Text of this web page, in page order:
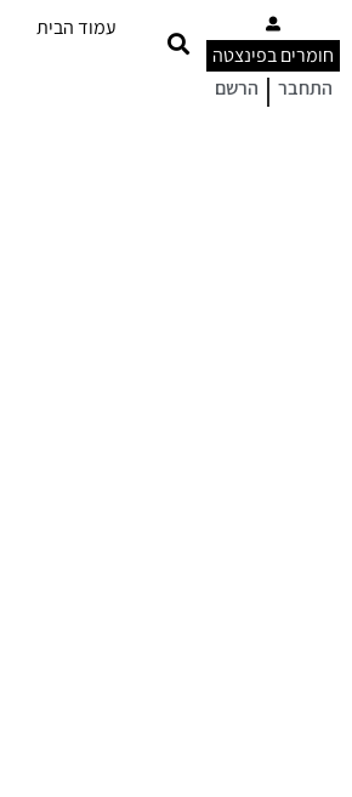
חומרים בפינצטה
התחבר | הרשם
עמוד הבית